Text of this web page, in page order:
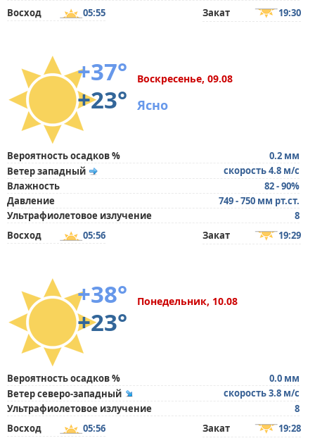
Восход
05:55 Закат 19:30
+37°
+23°
Воскресенье, 09.08
Ясно
Вероятность осадков %
0.2 мм
Ветер западный
скорость 4.8 м/с
Влажность
82 - 90%
Давление
749 - 750 мм рт.ст.
Ультрафиолетовое излучение
8
Восход
05:56 Закат 19:29
+38°
+23°
Понедельник, 10.08
Вероятность осадков %
0.0 мм
Ветер северо-западный
скорость 3.8 м/с
Ультрафиолетовое излучение
8
Восход
05:56 Закат 19:28